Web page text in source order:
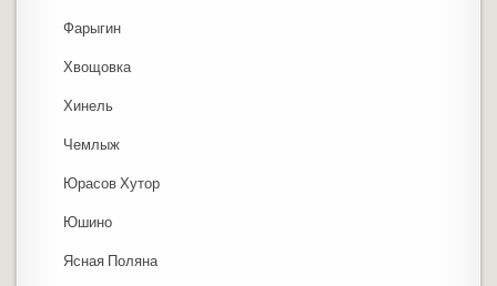
Фарыгин
Хвощовка
Хинель
Чемлыж
Юрасов Хутор
Юшино
Ясная Поляна